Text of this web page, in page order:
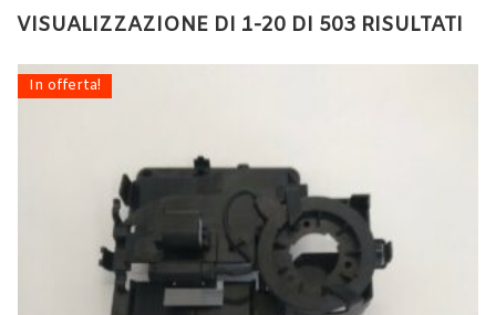
VISUALIZZAZIONE DI 1-20 DI 503 RISULTATI
In offerta!